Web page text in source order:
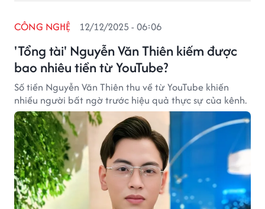
'Tổng tài' Nguyễn Văn Thiên kiếm được
bao nhiêu tiền từ YouTube?
CÔNG NGHỆ 12/12/2025 - 06:06
Số tiền Nguyễn Văn Thiên thu về từ YouTube khiến
nhiều người bất ngờ trước hiệu quả thực sự của kênh.